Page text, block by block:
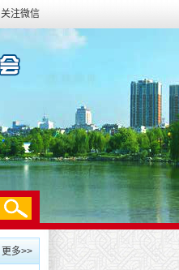
关注微信
更多>>